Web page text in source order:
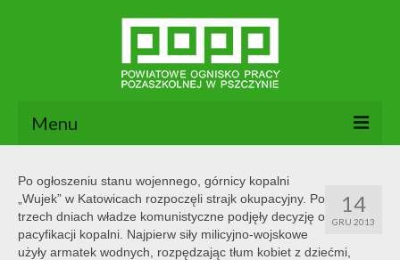
Menu
O nas
Dokumenty POPP
14
GRU 2013
Po ogłoszeniu stanu wojennego, górnicy kopalni
„Wujek” w Katowicach rozpoczęli strajk okupacyjny. Po
trzech dniach władze komunistyczne podjęły decyzję o
pacyfikacji kopalni. Najpierw siły milicyjno-wojskowe
użyły armatek wodnych, rozpędzając tłum kobiet z dziećmi,